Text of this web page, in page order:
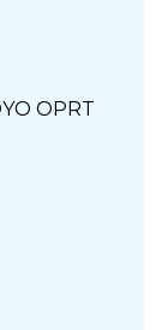
OPRT